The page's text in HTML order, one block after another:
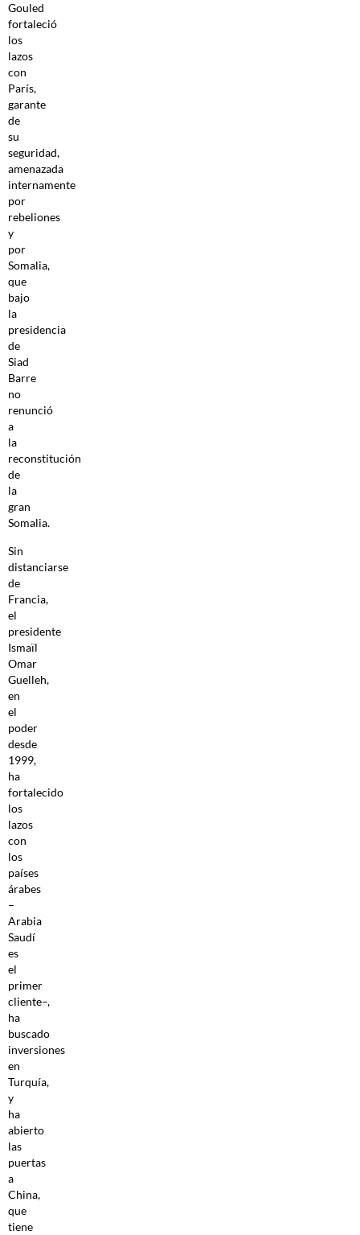
Gouled
fortaleció
los
lazos
con
París,
garante
de
su
seguridad,
amenazada
internamente
por
rebeliones
y
por
Somalia,
que
bajo
la
presidencia
de
Siad
Barre
no
renunció
a
la
reconstitución
de
la
gran
Somalia.
Sin
distanciarse
de
Francia,
el
presidente
Ismaïl
Omar
Guelleh,
en
el
poder
desde
1999,
ha
fortalecido
los
lazos
con
los
países
árabes
–
Arabia
Saudí
es
el
primer
cliente–,
ha
buscado
inversiones
en
Turquía,
y
ha
abierto
las
puertas
a
China,
que
tiene